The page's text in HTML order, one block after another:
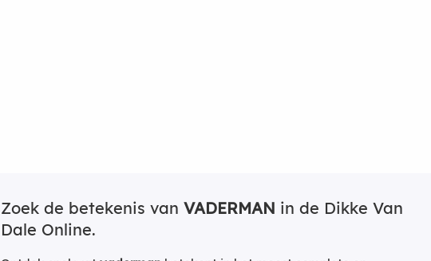
Zoek de betekenis van VADERMAN in de Dikke Van
Dale Online.